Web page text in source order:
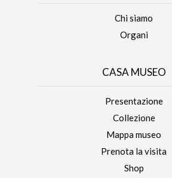
Chi siamo
Organi
CASA MUSEO
Presentazione
Collezione
Mappa museo
Prenota la visita
Shop